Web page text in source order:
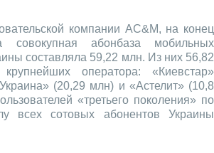
компании AC&M, на конец
совокупная абонбаза мобильных
составляла 59,22 млн. Из них 56,82
оператора: «Киевстар»
(20,29 млн) и «Астелит» (10,8
«третьего поколения» по
всех сотовых абонентов Украины